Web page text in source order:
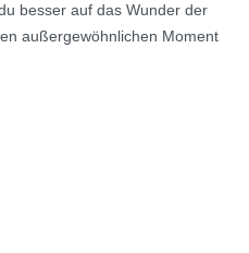
besser auf das Wunder der
außergewöhnlichen Moment